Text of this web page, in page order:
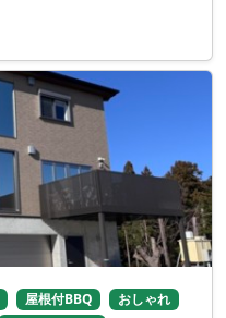
屋根付BBQ
おしゃれ